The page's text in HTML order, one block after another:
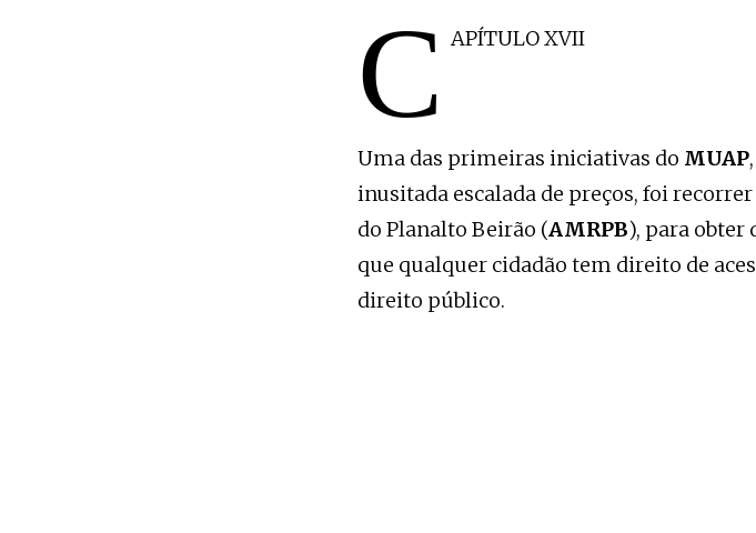
C APÍTULO XVII
Uma das primeiras iniciativas do MUAP
inusitada escalada de preços, foi
do Planalto Beirão (AMRPB), para obter
que qualquer cidadão tem direito de
direito público.